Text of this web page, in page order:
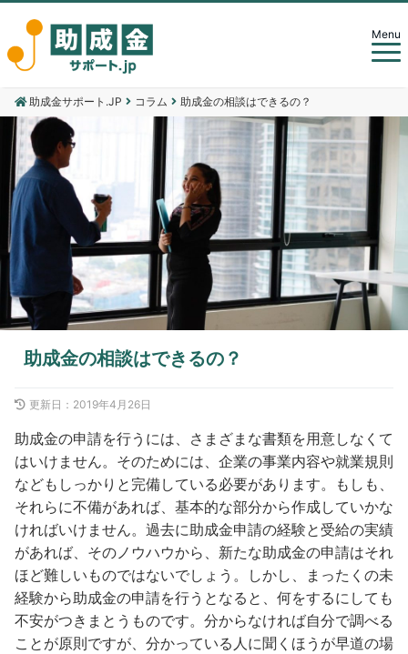
Menu
助成金サポート.JP コラム 助成金の相談はできるの？
助成金の相談はできるの？
更新日： 2019年4月26日
助成金の申請を行うには、さまざまな書類を用意しなくて
はいけません。そのためには、企業の事業内容や就業規則
などもしっかりと完備している必要があります。もしも、
それらに不備があれば、基本的な部分から作成していかな
ければいけません。過去に助成金申請の経験と受給の実績
があれば、そのノウハウから、新たな助成金の申請はそれ
ほど難しいものではないでしょう。しかし、まったくの未
経験から助成金の申請を行うとなると、何をするにしても
不安がつきまとうものです。分からなければ自分で調べる
ことが原則ですが、分かっている人に聞くほうが早道の場